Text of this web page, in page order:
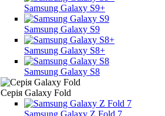
Samsung Galaxy S9+
Samsung Galaxy S9
Samsung Galaxy S8+
Samsung Galaxy S8
Серія Galaxy Fold
Samsung Galaxy Z Fold 7